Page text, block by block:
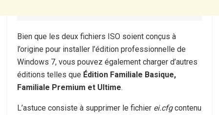
Bien que les deux fichiers ISO soient conçus à
l’origine pour installer l’édition professionnelle de
Windows 7, vous pouvez également charger d’autres
éditions telles que Édition Familiale Basique,
Familiale Premium et Ultime.
L’astuce consiste à supprimer le fichier ei.cfgcontenu